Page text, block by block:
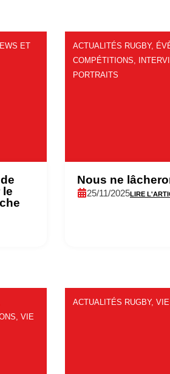
ET
le
ACTUALITÉS RUGBY,
COMPÉTITIONS
PORTRAITS
Nous ne
25/11/2025LIRE
,VIE
ACTUALITÉS RUGBY,